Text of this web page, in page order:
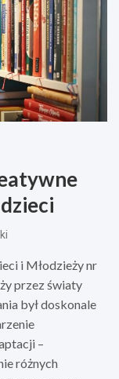
i Młodzieży nr
przez światy
był doskonale
–
różnych